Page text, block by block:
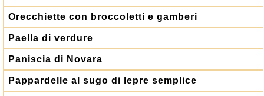
Orecchiette con broccoletti e gamberi
Paella di verdure
Paniscia di Novara
Pappardelle al sugo di lepre semplice